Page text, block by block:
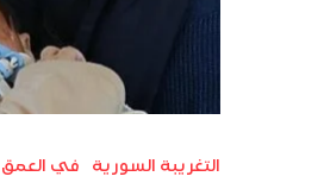
التغريبة السورية في العمق